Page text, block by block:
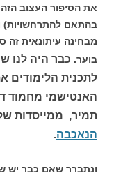
את הסיפור העצוב
בהתאם להתרחשויות)
מבחינה עיתונאית זה
בוער. כבר היה לנו
לתכנית הלימודים
האנטישמי מחמוד
תמיר, ממייסדות
הנאכבה.
ונתברר שאם כבר יש